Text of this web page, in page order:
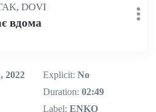
DOVI
вдома
2022
Explicit: No
Duration: 02:49
Label: ENKO